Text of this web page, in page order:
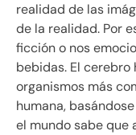
realidad de las
de la realidad. Por
ficción o nos
bebidas. El cerebro
organismos más
humana,
el mundo sabe que